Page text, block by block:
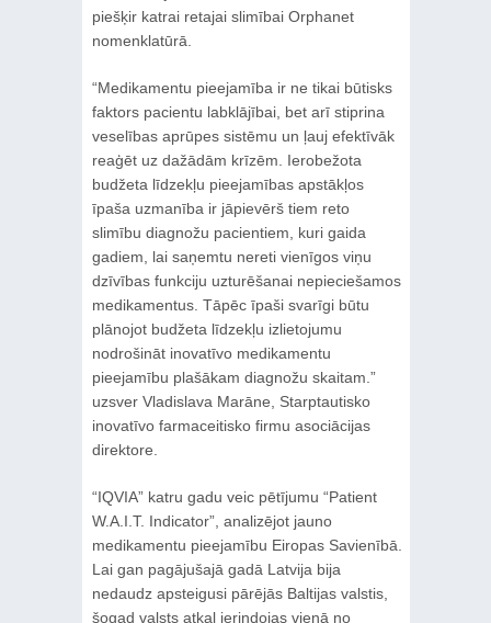
piešķir katrai retajai slimībai Orphanet
nomenklatūrā.
“Medikamentu pieejamība ir ne tikai būtisks
faktors pacientu labklājībai, bet arī stiprina
veselības aprūpes sistēmu un ļauj efektīvāk
reaģēt uz dažādām krīzēm. Ierobežota
budžeta līdzekļu pieejamības apstākļos
īpaša uzmanība ir jāpievērš tiem reto
slimību diagnožu pacientiem, kuri gaida
gadiem, lai saņemtu nereti vienīgos viņu
dzīvības funkciju uzturēšanai nepieciešamos
medikamentus. Tāpēc īpaši svarīgi būtu
plānojot budžeta līdzekļu izlietojumu
nodrošināt inovatīvo medikamentu
pieejamību plašākam diagnožu skaitam.”
uzsver Vladislava Marāne, Starptautisko
inovatīvo farmaceitisko firmu asociācijas
direktore.
“IQVIA” katru gadu veic pētījumu “Patient
W.A.I.T. Indicator”, analizējot jauno
medikamentu pieejamību Eiropas Savienībā.
Lai gan pagājušajā gadā Latvija bija
nedaudz apsteigusi pārējās Baltijas valstis,
šogad valsts atkal ierindojas vienā no